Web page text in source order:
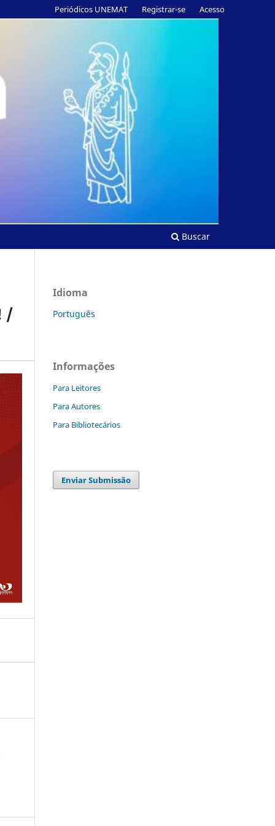
Buscar
Periódicos UNEMAT Registrar-se Acesso
/
Idioma
Português
Informações
Para Leitores
Para Autores
Para Bibliotecários
Enviar Submissão